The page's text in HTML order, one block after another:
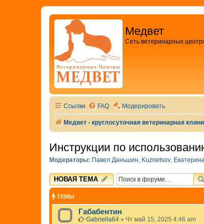
Медвет
Сеть ветеринарных
Ссылки FAQ Модерировать
Медвет - круглосуточная ветеринарная
Инструкции по
Модераторы: Павел Даньшин, Kuznetsov,
НОВАЯ ТЕМА
ТЕМЫ
Габабентин
Gabriella64 » Чт май 15, 2025 4:46 am